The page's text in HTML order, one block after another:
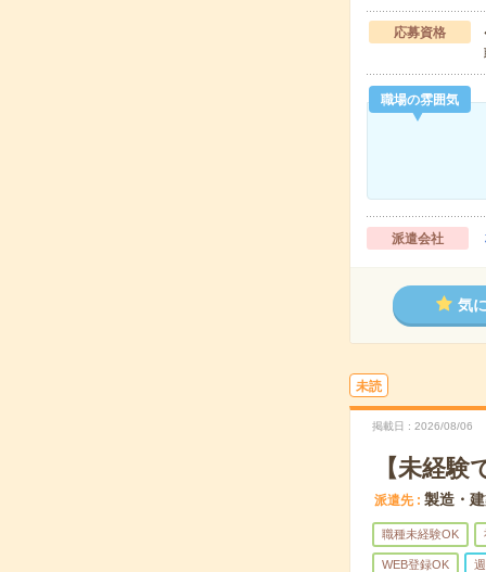
応募資格
職場の雰囲気
派遣会社
気
未読
掲載日 2026/08/06
【未経
派遣先 製造・
職種未経験OK
WEB登録OK